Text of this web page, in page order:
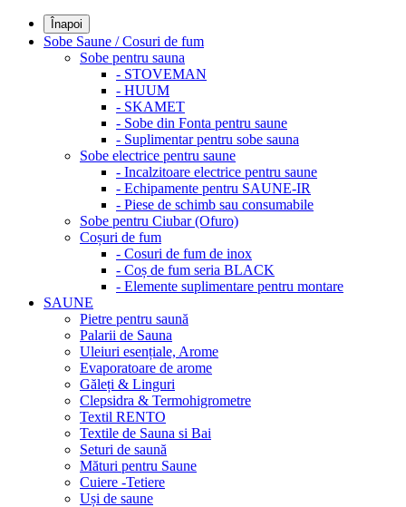
Înapoi
Sobe Saune / Cosuri de fum
Sobe pentru sauna
- STOVEMAN
- HUUM
- SKAMET
- Sobe din Fonta pentru saune
- Suplimentar pentru sobe sauna
Sobe electrice pentru saune
- Incalzitoare electrice pentru saune
- Echipamente pentru SAUNE-IR
- Piese de schimb sau consumabile
Sobe pentru Ciubar (Ofuro)
Coșuri de fum
- Cosuri de fum de inox
- Coș de fum seria BLACK
- Elemente suplimentare pentru montare
SAUNE
Pietre pentru saună
Palarii de Sauna
Uleiuri esențiale, Arome
Evaporatoare de arome
Găleți & Linguri
Clepsidra & Termohigrometre
Textil RENTO
Textile de Sauna si Bai
Seturi de saună
Mături pentru Saune
Cuiere -Tetiere
Uși de saune